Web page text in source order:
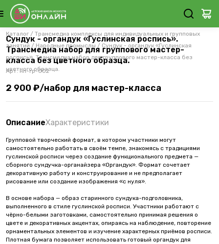
Каталог / Трансмедиа комплексы для индивидуальных и групповых
занятий / Народные промыслы / Сундук - органдук «Гуслинская
роспись». Трансмедиа набор для группового мастер-класса без
цветного образца.
Сундук - органдук «Гуслинская роспись».
Трансмедиа набор для группового мастер-
класса без цветного образца.
Арт. нп-гр-002
2 900 ₽/набор для мастер-класса
ОписаниеХарактеристики
Групповой творческий формат, в котором участники могут
самостоятельно работать в своём темпе, знакомясь с традициями
гуслинской росписи через создание функционального предмета —
сборного сундучка-органайзера «Органдук». Формат сочетает
декоративную работу и конструирование и не предполагает
рисование или создание изображения «с нуля».
В основе набора — образ старинного сундука-подголовника,
выполненного в стиле гуслинской росписи. Участники работают с
чёрно-белыми заготовками, самостоятельно принимая решения о
цвете и декоративных акцентах, опираясь на наблюдение, повторение
орнаментальных элементов и изучение характерных приёмов росписи.
Плотная бумага позволяет использовать готовый органдук для